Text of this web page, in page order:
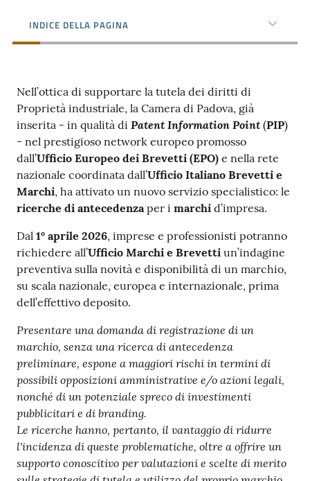
Digitale
La
Camera
Prenota
zione
on line
Servizi
online
INDICE DELLA PAGINA
Nell’ottica di supportare la tutela dei diritti di
Proprietà industriale, la Camera di Padova, già
inserita - in qualità di Patent Information Point (PIP)
- nel prestigioso network europeo promosso
dall’Ufficio Europeo dei Brevetti (EPO) e nella rete
nazionale coordinata dall’Ufficio Italiano Brevetti e
Marchi, ha attivato un nuovo servizio specialistico: le
ricerche di antecedenzaper i marchi d’impresa.
Dal 1° aprile 2026, imprese e professionisti potranno
richiedere all’Ufficio Marchi e Brevetti un’indagine
preventiva sulla novità e disponibilità di un marchio,
su scala nazionale, europea e internazionale, prima
dell’effettivo deposito.
Presentare una domanda di registrazione di un
marchio, senza una ricerca di antecedenza
preliminare, espone a maggiori rischi in termini di
possibili opposizioni amministrative e/o azioni legali,
nonché di un potenziale spreco di investimenti
pubblicitari e di branding.
Le ricerche hanno, pertanto, il vantaggio di ridurre
l'incidenza di queste problematiche, oltre a offrire un
supporto conoscitivo per valutazioni e scelte di merito